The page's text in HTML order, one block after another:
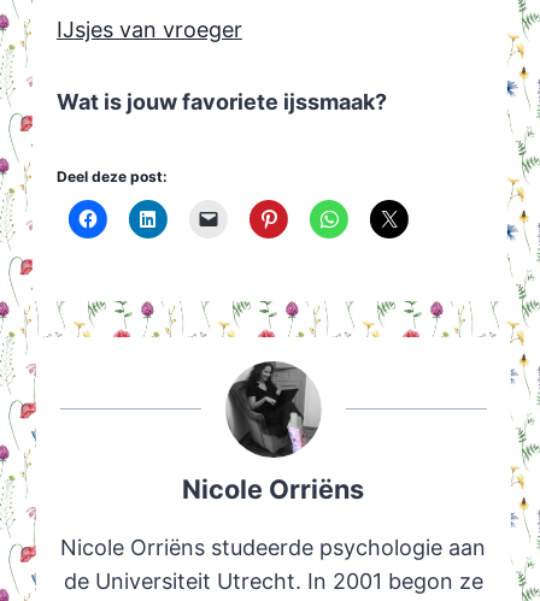
IJsjes van vroeger
Wat is jouw favoriete ijssmaak?
Deel deze post:
Nicole Orriëns
Nicole Orriëns studeerde psychologie aan
de Universiteit Utrecht. In 2001 begon ze